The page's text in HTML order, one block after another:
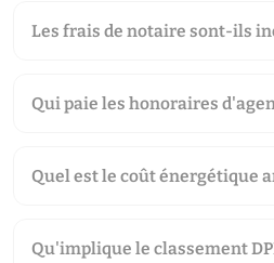
Les frais de notaire sont-ils
Qui paie les honoraires
Quel est le coût énergétique
Qu'implique le classement